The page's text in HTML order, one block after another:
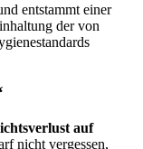
entstammt einer
der von
auf
nicht vergessen,